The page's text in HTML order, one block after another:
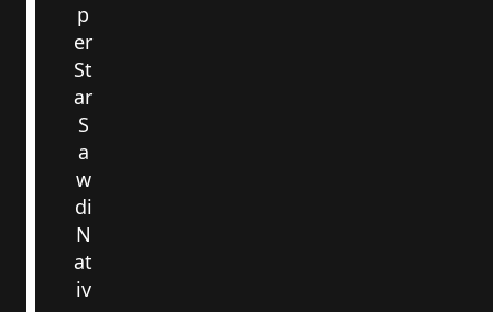
p
er
St
ar
S
a
w
di
N
at
iv